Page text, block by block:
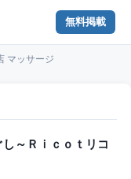
無料掲載
マッサージ
～Ｒｉｃｏｔリコ